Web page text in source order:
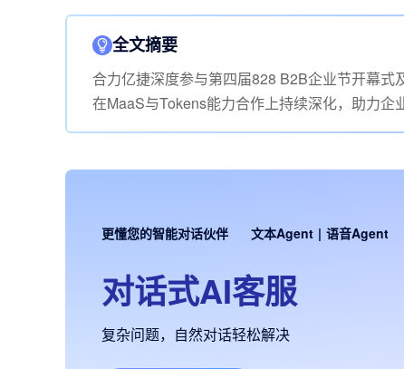
全文摘要
合力亿捷深度参与第四届828 B2B企业节开幕式
在MaaS与Tokens能力合作上持续深化，助力
更懂您的智能对话伙伴 文本Agent | 语音Agent
对话式AI客服
复杂问题，自然对话轻松解决